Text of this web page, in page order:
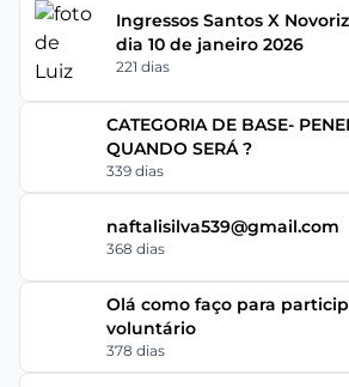
Ingressos Santos X
dia 10 de janeiro 2026
221 dias
CATEGORIA DE BASE-
QUANDO SERÁ ?
339 dias
naftalisilva539@gmail.com
368 dias
Olá como faço para
voluntário
378 dias